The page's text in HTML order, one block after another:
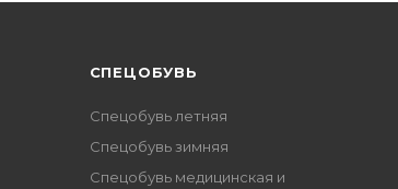
CПЕЦОБУВЬ
Спецобувь летняя
Спецобувь зимняя
Спецобувь медицинская и